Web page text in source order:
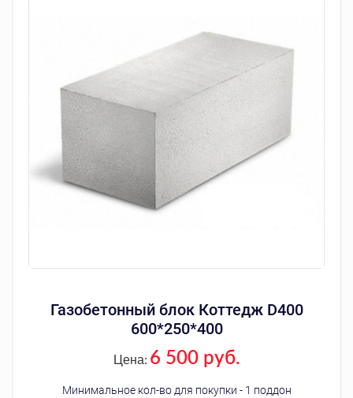
Газобетонный блок Коттедж D400
600*250*400
Цена: 6 500 руб.
Минимальное кол-во для покупки - 1 поддон